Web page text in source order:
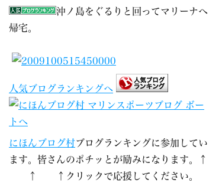
沖ノ島をぐるりと回ってマリーナへ
帰宅。
人気ブログランキングへ
にほんブログ村ブログランキングに参加してい
ます。皆さんのポチッとが励みになります。↑
↑ ↑クリックで応援してください。